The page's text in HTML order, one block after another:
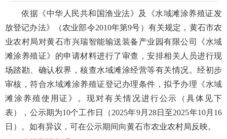
依据《中华人民共和国渔业法》及《水域滩涂养殖证发
放登记办法》（农业部令2010年第9号）有关规定，黄石市农
业农村局对黄石市兴瑞智能输送装备产业园有限公司《水域
滩涂养殖证》的申请材料进行了审查，安排相关人员进行现
场踏勘、确认权界，核查水域滩涂经营等有关情况。经初步
审核，符合水域滩涂养殖证登记办理条件，拟予办理《水域
滩涂养殖使用证》。现对有关情况进行公示（具体见下
表），公示期为10个工作日（2025年9月28日至2025年10月16
日）。如有异议，可在公示期间向黄石市农业农村局反映。